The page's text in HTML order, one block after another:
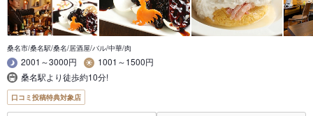
桑名市/桑名駅/桑名/居酒屋/バル/中華/肉
2001～3000円
1001～1500円
桑名駅より徒歩約10分!
口コミ投稿特典対象店